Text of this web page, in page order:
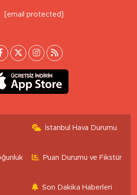
[email protected]
İstanbul Hava Durumu
Puan Durumu ve Fikstür
Son Dakika Haberleri